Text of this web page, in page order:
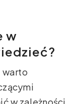
w
warto